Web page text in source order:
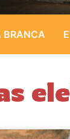
BRANCA